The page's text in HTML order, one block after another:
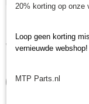
€ 24,74
IN WINKELWAGEN
20% korting op onze
Loop geen korting
vernieuwde webshop!
MTP Parts.nl